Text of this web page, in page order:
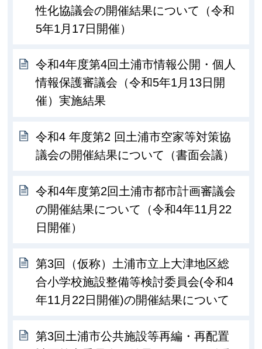
性化協議会の開催結果について（令和
5年1月17日開催）
令和4年度第4回土浦市情報公開・個人
情報保護審議会（令和5年1月13日開
催）実施結果
令和4 年度第2 回土浦市空家等対策協
議会の開催結果について（書面会議）
令和4年度第2回土浦市都市計画審議会
の開催結果について（令和4年11月22
日開催）
第3回（仮称）土浦市立上大津地区総
合小学校施設整備等検討委員会(令和4
年11月22日開催)の開催結果について
第3回土浦市公共施設等再編・再配置